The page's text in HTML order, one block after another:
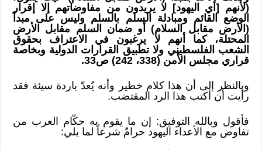
(لأنهم [أي اليهود] لا يريدون من مفاوضاتهم إلا إقرار
الوضع القائم ومبادلة السلم بالسلم وليس على مبدأ
(الأرض مقابل السلام) أو ضمان السلم مقابل الأرض
المحتلة، كما أنهم لا يرغبون في الاعتراف بحقوق
الشعب الفلسطيني ولا تطبيق القرارات الدولية وبخاصة
قراري مجلس الأمن (338، 242) ص33.
وبالنظر إلى أن هذا كلام خطير وأنه يُعدّ باردة سيئة فقد
رأيت أن أكتب هذا الرد المقتضب.
فأقول وبالله التوفيق: إن ما يقوم به حكّام العرب من
تفاوض مع الأعداء اليهود حرامٌ شرعاً لما يلي: